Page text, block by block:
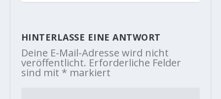
HINTERLASSE EINE ANTWORT
Deine E-Mail-Adresse wird nicht
veröffentlicht. Erforderliche Felder
sind mit * markiert